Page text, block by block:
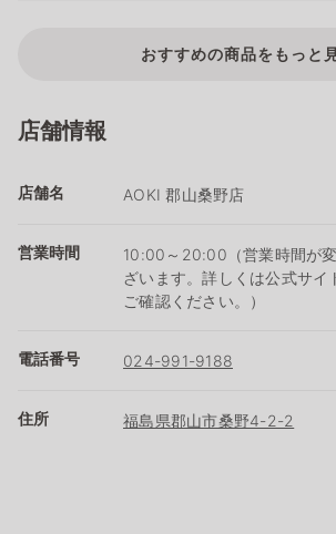
おすすめの商品をもっと
店舗情報
店舗名 AOKI 郡山桑野店
営業時間
10:00～20:00（営業時間が
ざいます。詳しくは公式サイ
ご確認ください。）
電話番号 024-991-9188
住所 福島県郡山市桑野4-2-2